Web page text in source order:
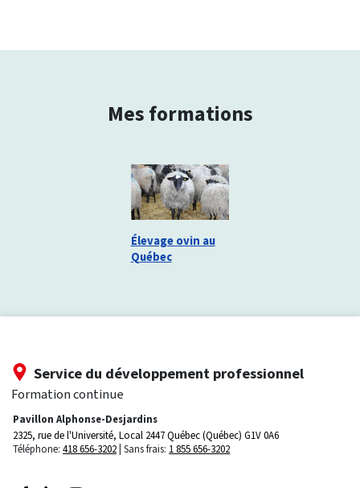
Mes formations
Élevage ovin au
Québec
Service du développement professionnel
Formation continue
Pavillon Alphonse-Desjardins
2325, rue de l'Université, Local 2447Québec (Québec) G1V 0A6
Téléphone: 418 656-3202 Sans frais: 1 855 656-3202